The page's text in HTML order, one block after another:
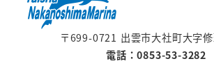
〒699-0721 出雲市大社町大字
電話：0853-53-3282